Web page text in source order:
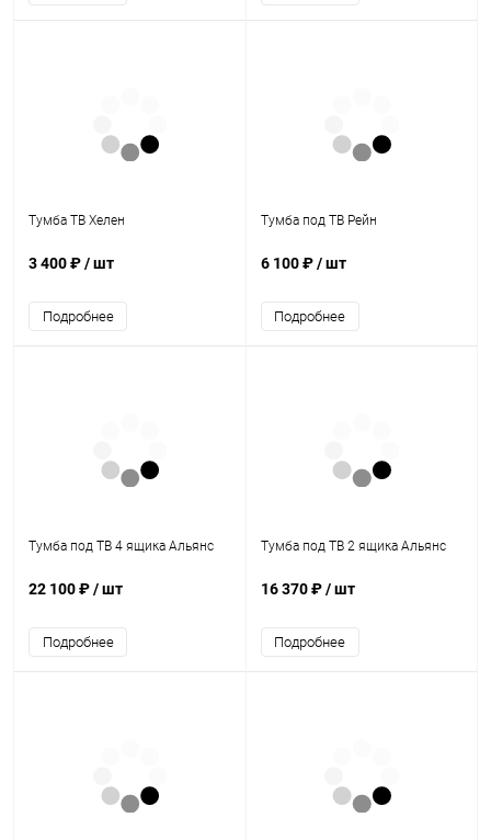
Тумба ТВ Хелен
3 400 ₽/ шт
Подробнее
Тумба под ТВ Рейн
6 100 ₽/ шт
Подробнее
Тумба под ТВ 4 ящика Альянс
22 100 ₽/ шт
Подробнее
Тумба под ТВ 2 ящика Альянс
16 370 ₽/ шт
Подробнее